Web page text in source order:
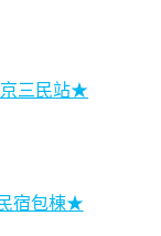
京三民站★
宿包棟★